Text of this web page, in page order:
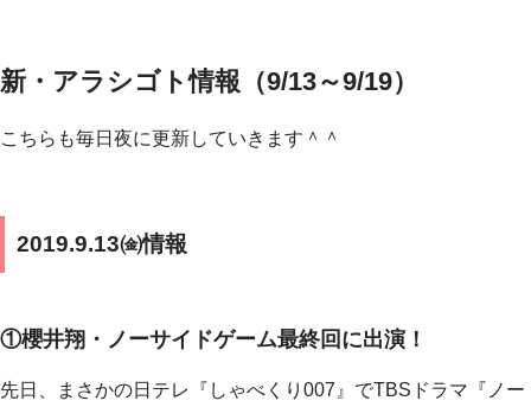
新・アラシゴト情報（9/13～9/19）
こちらも毎日夜に更新していきます＾＾
2019.9.13㈮情報
①櫻井翔・ノーサイドゲーム最終回に出演！
先日、まさかの日テレ『しゃべくり007』でTBSドラマ『ノー